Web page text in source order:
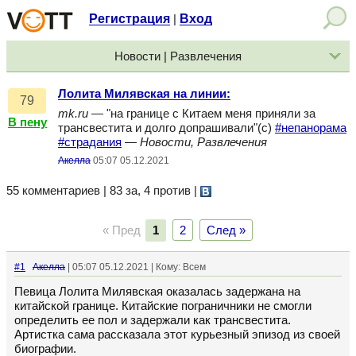
Регистрация Вход
Новости | Развлечения
79
В пену
Лолита Милявская на линии:
mk.ru — "на границе с Китаем меня приняли за
трансвестита и долго допрашивали"(с) #непанорама
#страдания — Новости, Развлечения
Акелла 05:07 05.12.2021
55 комментариев | 83 за, 4 против
« Пред 1 2 След »
#1 Акелла | 05:07 05.12.2021 | Кому: Всем
Певица Лолита Милявская оказалась задержана на
китайской границе. Китайские пограничники не смогли
определить ее пол и задержали как трансвестита.
Артистка сама рассказала этот курьезный эпизод из своей
биографии.